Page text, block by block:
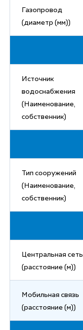
Газопровод
(диаметр (мм))
Источник
водоснабжения
(Наименование,
собственник)
Тип сооружений
(Наименование,
собственник)
Центральная сеть
(расстояние (м))
Мобильная связь
(расстояние (м))